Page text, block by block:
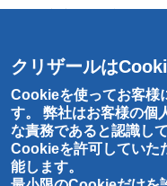
F: 0721-25-8766
東京営業所：
〒143-0001
東京都大田区東海
クリザールは
Cookieを使ってお客様
す。 弊社はお客様の個
な責務であると認識し
Cookieを許可していた
能します。